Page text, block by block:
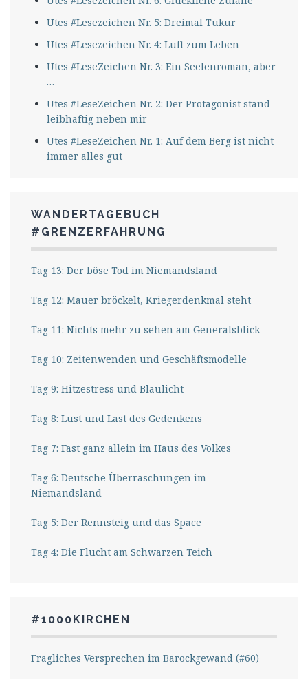
Utes #Lesezeichen Nr. 5: Dreimal Tukur
Utes #Lesezeichen Nr. 4: Luft zum Leben
Utes #LeseZeichen Nr. 3: Ein Seelenroman, aber
…
Utes #LeseZeichen Nr. 2: Der Protagonist stand
leibhaftig neben mir
Utes #LeseZeichen Nr. 1: Auf dem Berg ist nicht
immer alles gut
WANDERTAGEBUCH
#GRENZERFAHRUNG
Tag 13: Der böse Tod im Niemandsland
Tag 12: Mauer bröckelt, Kriegerdenkmal steht
Tag 11: Nichts mehr zu sehen am Generalsblick
Tag 10: Zeitenwenden und Geschäftsmodelle
Tag 9: Hitzestress und Blaulicht
Tag 8: Lust und Last des Gedenkens
Tag 7: Fast ganz allein im Haus des Volkes
Tag 6: Deutsche Überraschungen im
Niemandsland
Tag 5: Der Rennsteig und das Space
Tag 4: Die Flucht am Schwarzen Teich
#1000KIRCHEN
Fragliches Versprechen im Barockgewand (#60)